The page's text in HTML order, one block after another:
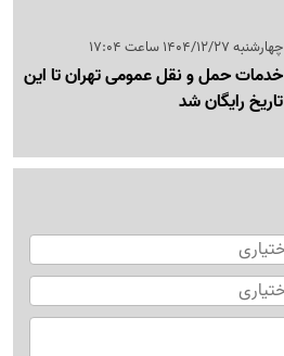
چهارشنبه 1404/12/27 ساعت 17:04
خدمات حمل و نقل عمومی تهران تا این
تاریخ رایگان شد